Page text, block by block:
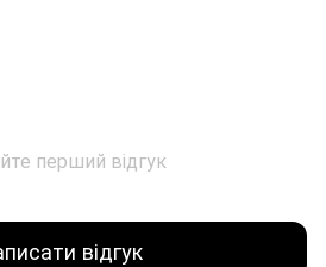
перший відгук
відгук